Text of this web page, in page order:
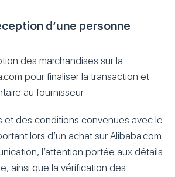
d’une personne
des marchandises sur la
pour finaliser la transaction et
au fournisseur.
et des conditions convenues avec le
lors d’un achat sur Alibaba.com.
l’attention portée aux détails
ainsi que la vérification des